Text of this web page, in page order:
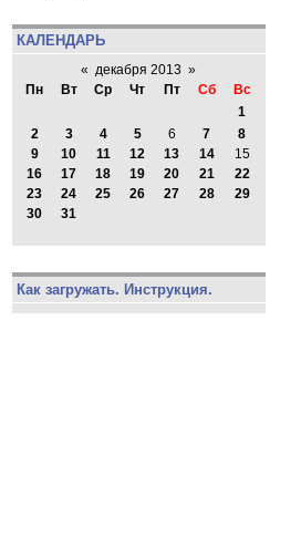
КАЛЕНДАРЬ
« декабря 2013 »
Пн
Вт Ср Чт Пт Сб
Вс
1
2
3 4 5 6 7
8
9
10 11 12 13 14
15
16
17 18 19 20 21
22
23
24 25 26 27 28
29
30
31
Как загружать. Инструкция.